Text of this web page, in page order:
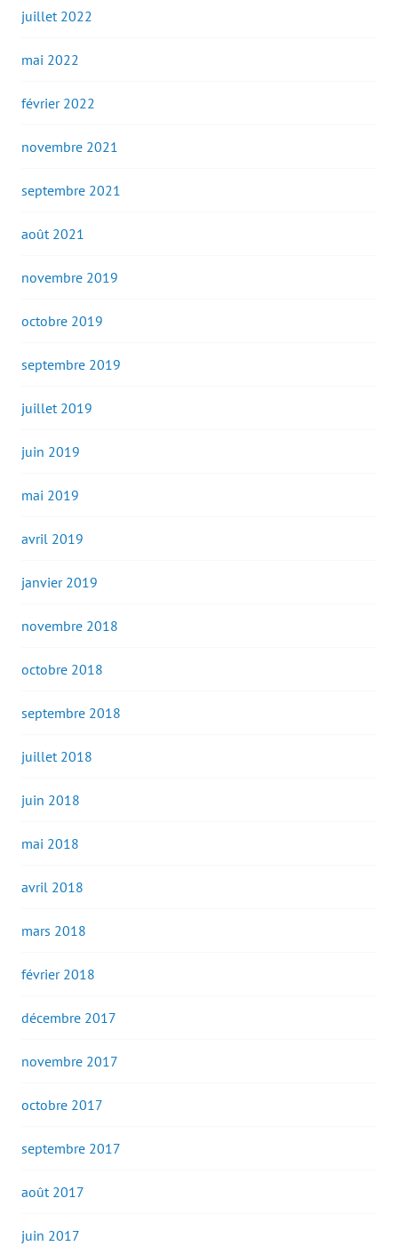
juillet 2022
mai 2022
février 2022
novembre 2021
septembre 2021
août 2021
novembre 2019
octobre 2019
septembre 2019
juillet 2019
juin 2019
mai 2019
avril 2019
janvier 2019
novembre 2018
octobre 2018
septembre 2018
juillet 2018
juin 2018
mai 2018
avril 2018
mars 2018
février 2018
décembre 2017
novembre 2017
octobre 2017
septembre 2017
août 2017
juin 2017